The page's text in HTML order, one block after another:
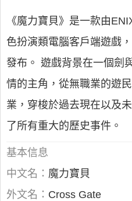
《魔力寶貝》是一款由
色扮演類電腦客戶端遊戲
發布。 遊戲背景在一個劍
情的主角，從無職業的遊
業，穿梭於過去現在以及
了所有重大的歷史事件。
基本信息
中文名： 魔力寶貝
外文名： Cross Gate